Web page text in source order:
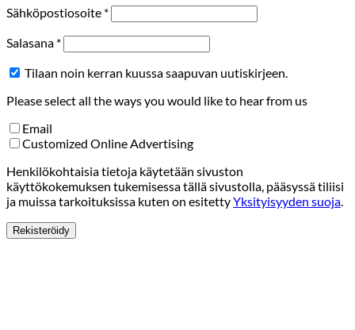
Sähköpostiosoite *Vaaditaan
Salasana *Vaaditaan
Tilaan noin kerran kuussa saapuvan uutiskirjeen.
Please select all the ways you would like to hear from us
Email
Customized Online Advertising
Henkilökohtaisia tietoja käytetään sivuston
käyttökokemuksen tukemisessa tällä sivustolla, pääsyssä tiliisi
ja muissa tarkoituksissa kuten on esitettyYksityisyyden suoja
Rekisteröidy